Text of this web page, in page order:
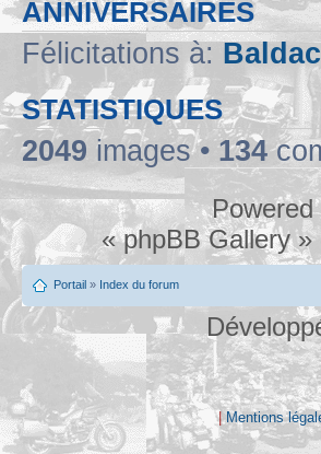
ANNIVERSAIRES
Félicitations à:
STATISTIQUES
2049 images •134
« phpBB Gallery
Portail » Index du forum
|Mentions